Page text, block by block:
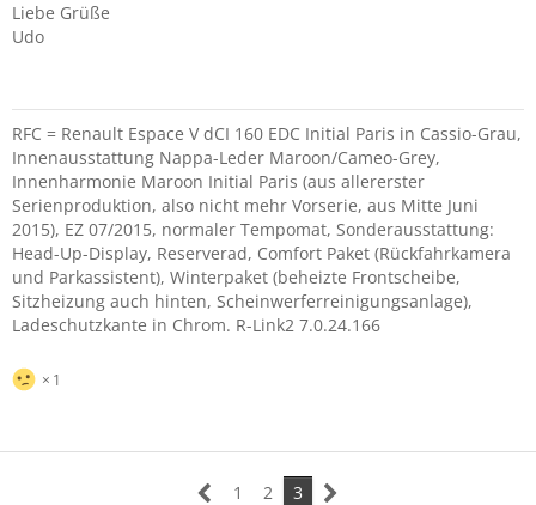
Liebe Grüße
Udo
RFC = Renault Espace V dCI 160 EDC Initial Paris in Cassio-Grau,
Innenausstattung Nappa-Leder Maroon/Cameo-Grey,
Innenharmonie Maroon Initial Paris (aus allererster
Serienproduktion, also nicht mehr Vorserie, aus Mitte Juni
2015), EZ 07/2015, normaler Tempomat, Sonderausstattung:
Head-Up-Display, Reserverad, Comfort Paket (Rückfahrkamera
und Parkassistent), Winterpaket (beheizte Frontscheibe,
Sitzheizung auch hinten, Scheinwerferreinigungsanlage),
Ladeschutzkante in Chrom. R-Link2 7.0.24.166
1
1 2 3